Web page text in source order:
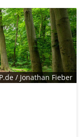
/ Jonathan Fieber